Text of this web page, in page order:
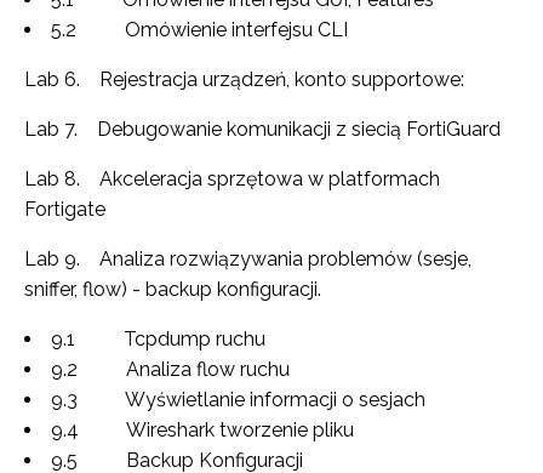
5.2 Omówienie interfejsu CLI
Lab 6. Rejestracja urządzeń, konto supportowe:
Lab 7. Debugowanie komunikacji z siecią FortiGuard
Lab 8. Akceleracja sprzętowa w platformach
Fortigate
Lab 9. Analiza rozwiązywania problemów (sesje,
sniffer, flow) - backup konfiguracji.
9.1 Tcpdump ruchu
9.2 Analiza flow ruchu
9.3 Wyświetlanie informacji o sesjach
9.4 Wireshark tworzenie pliku
9.5 Backup Konfiguracji